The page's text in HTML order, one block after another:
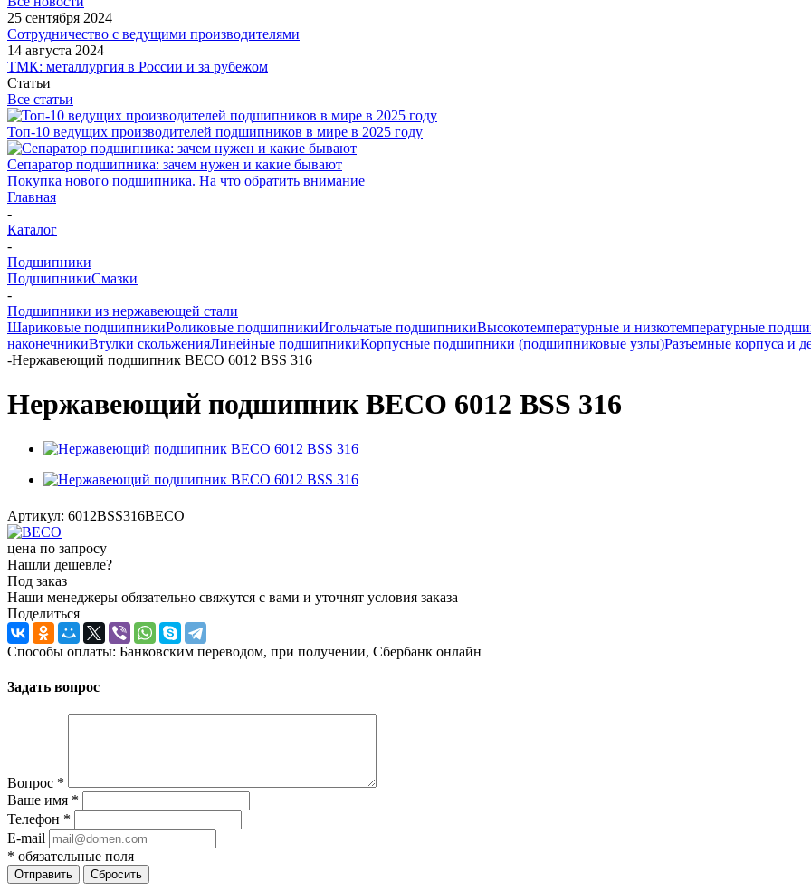
25 сентября 2024
Сотрудничество с ведущими производителями
14 августа 2024
ТМК: металлургия в России и за рубежом
Статьи
Все статьи
Топ-10 ведущих производителей подшипников в мире в 2025 году
Сепаратор подшипника: зачем нужен и какие бывают
Покупка нового подшипника. На что обратить внимание
Главная
-
Каталог
-
Подшипники
ПодшипникиСмазки
-
Подшипники из нержавеющей стали
Шариковые подшипникиРоликовые подшипникиИгольчатые подшипникиВысокотемпературные и низкотемпературные
наконечникиВтулки скольженияЛинейные подшипникиКорпусные подшипники (подшипниковые узлы)Разъемные корпуса и
-Нержавеющий подшипник BECO 6012 BSS 316
Нержавеющий подшипник BECO 6012 BSS 316
Артикул: 6012BSS316BECO
цена по запросу
Нашли дешевле?
Под заказ
Наши менеджеры обязательно свяжутся с вами и уточнят условия заказа
Поделиться
Способы оплаты: Банковским переводом, при получении, Сбербанк онлайн
Задать вопрос
Вопрос *
Ваше имя *
Телефон *
E-mail
* обязательные поля
Отправить Сбросить